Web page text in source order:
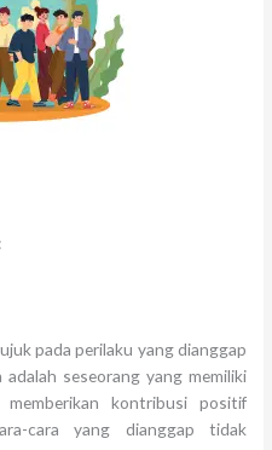
pada perilaku yang dianggap
seseorang yang memiliki
kontribusi positif
cara yang dianggap tidak